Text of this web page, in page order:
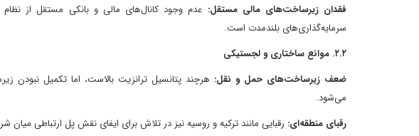
فقدان زیرساخت‌های مالی مستقل: عدم وجود کانال‌های مالی و بانکی مستقل از
سرمایه‌گذاری‌های بلندمدت است.
۲.۲. موانع ساختاری و لجستیکی
ضعف زیرساخت‌های حمل و نقل: هرچند پتانسیل ترانزیت بالاست، اما تکمیل
می‌شود.
رقبای منطقه‌ای: رقبایی مانند ترکیه و روسیه نیز در تلاش برای ایفای نقش پل ارتباطی